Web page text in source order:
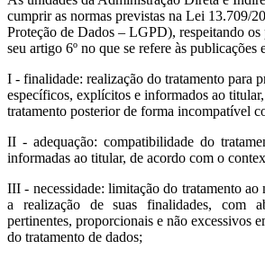
cumprir as normas previstas na Lei 13.709/
Proteção de Dados – LGPD), respeitando
seu artigo 6º no que se refere às publicações
I - finalidade: realização do tratamento para
específicos, explícitos e informados ao
tratamento posterior de forma incompatível
II - adequação: compatibilidade do
informadas ao titular, de acordo com o
III - necessidade: limitação do tratamento ao
a realização de suas finalidades, com
pertinentes, proporcionais e não excessivos
do tratamento de dados;